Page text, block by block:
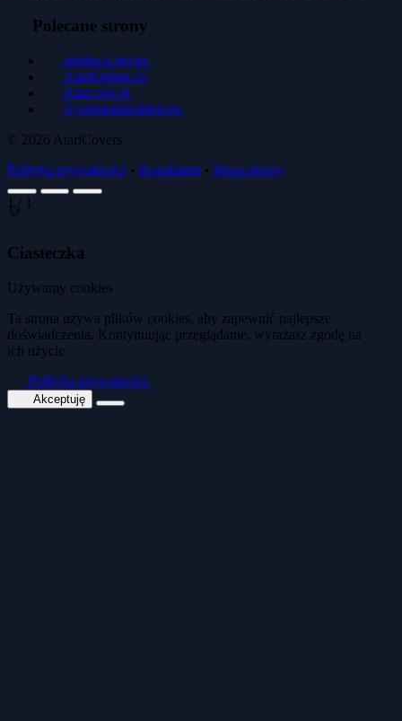
Polecane strony
atariteca.net.pe
AtariOnline.pl
Atari.org.pl
Systemembedded.eu
© 2026 AtariCovers
Polityka prywatności • Regulamin • Mapa strony
1/ 1
🍪
Ciasteczka
Używamy cookies
Ta strona używa plików cookies, aby zapewnić najlepsze
doświadczenia. Kontynuując przeglądanie, wyrażasz zgodę na
ich użycie.
Polityka prywatności
Akceptuję